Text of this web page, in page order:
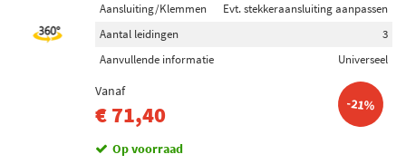
Aansluiting/Klemmen
Evt. stekkeraansluiting aanpassen
Aantal leidingen
3
Aanvullende informatie
Universeel
Vanaf
€ 71,40 -21%
Op voorraad